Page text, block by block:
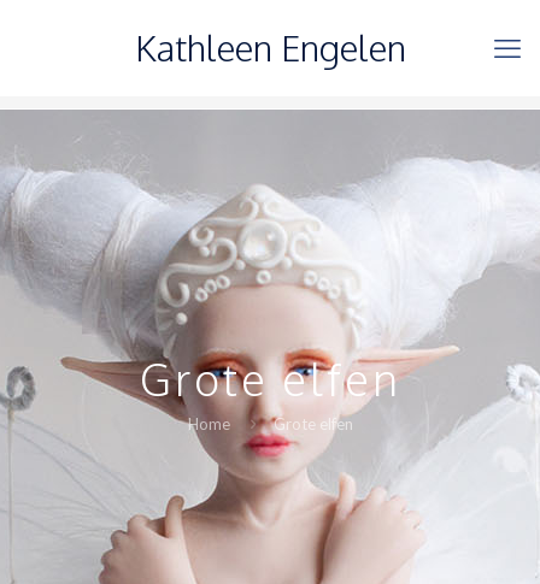
Kathleen Engelen
Grote elfen
Home Grote elfen